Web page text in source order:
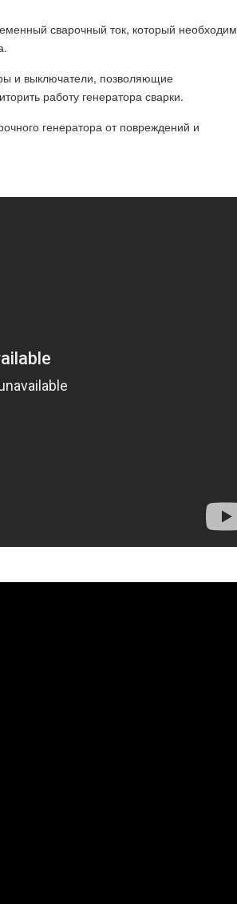
сварочный ток, который необходим
и выключатели, позволяющие
работу генератора сварки.
генератора от повреждений и